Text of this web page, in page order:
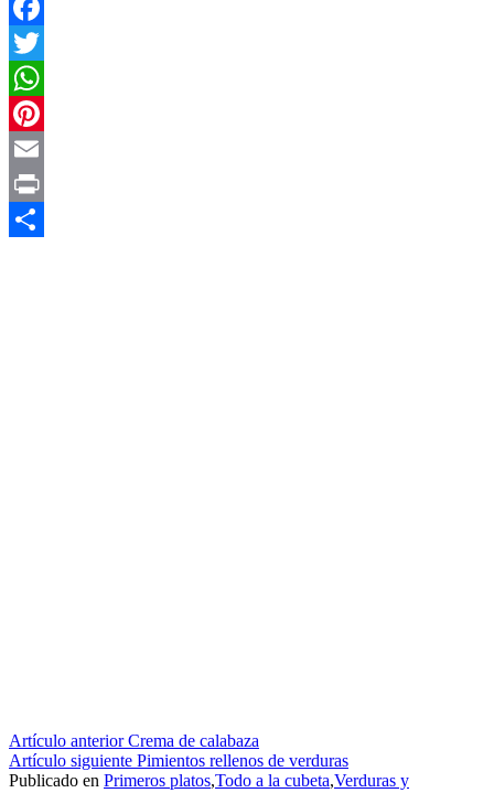
Facebook
Twitter
WhatsApp
Pinterest
Email
Print
Seguir
leyendo
Artículo anteriorCrema de calabaza
Artículo siguiente Pimientos rellenos de verduras
Publicado en Primeros platos,Todo a la cubeta,Verduras y